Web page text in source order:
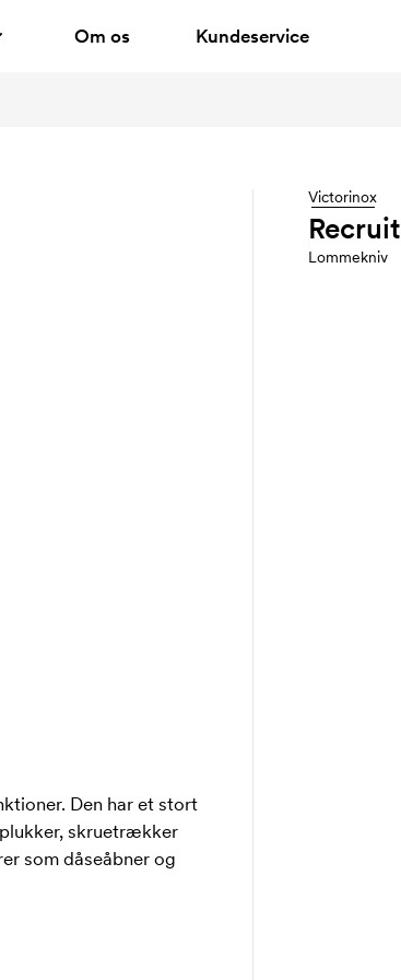
Om os Kundeservice
Victorinox
Recruit
Lommekniv
Den har et stort
skruetrækker
som dåseåbner og